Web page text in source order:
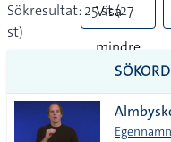
Sökresultat: 25 st (27
st)
Visa
mindre
tecken
SÖKORD